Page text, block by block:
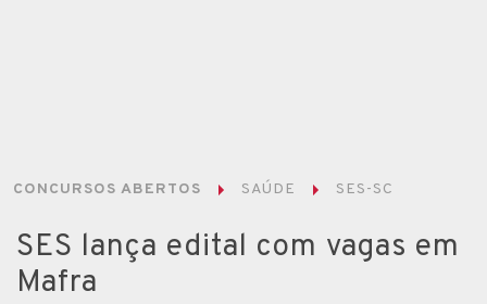
CONCURSOS ABERTOS SAÚDE SES-SC
SES lança edital com vagas em
Mafra